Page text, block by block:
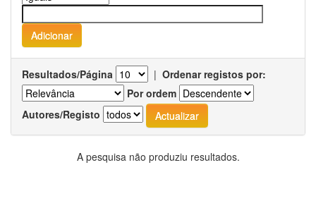
Resultados/Página | Ordenar registos por:
Por ordem
Autores/Registo
A pesquisa não produziu resultados.